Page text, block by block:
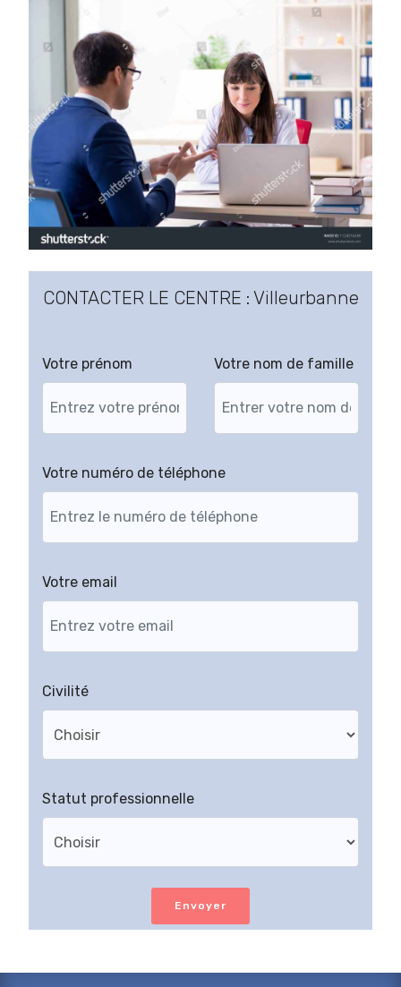
CONTACTER LE CENTRE : Villeurbanne
Votre prénom Votre nom de famille
Votre numéro de téléphone
Votre email
Civilité
Statut professionnelle
Envoyer